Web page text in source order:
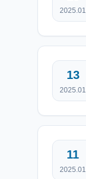
2025.01
13
2025.01
11
2025.01